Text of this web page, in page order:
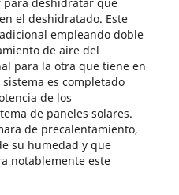
el deshidratado. Este
empleando doble
de aire del
para la otra que tiene en
es completado
de los
de paneles solares.
de precalentamiento,
su humedad y que
notablemente este